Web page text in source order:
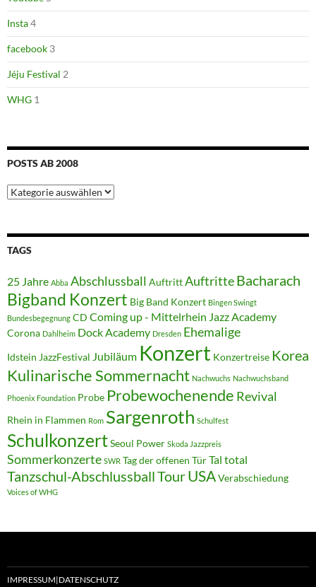
Insta4
facebook 3
Jéju Festival 2
WHG 1
POSTS AB 2008
Posts
ab
TAGS
25 Jahre Abba Abschlussball AuftrittAuftritteBacharach
Bigband Konzert Big Band Konzert Bingen Swingt
Bundesbegegnung CD Coming up - Mittelrhein Jazz Academy
Corona Dahlheim Dock Academy Dresden Ehemalige
Idstein JazzFestival Jubiläum Konzert Konzertreise Korea
Kulinarische Sommernacht Nachwuchs Nachwuchsband
Phoenix Foundation Probe Probewochenende Revival
Rhein in Flammen Rom Sargenroth Schulfest
SchulkonzertSeoul Power Skoda Jazzpreis
Sommerkonzerte SWR Tag der offenen TürTal total
Tanzschul-AbschlussballTourUSAVerabschiedung
Voices of WHG
IMPRESSUM|DATENSCHUTZ